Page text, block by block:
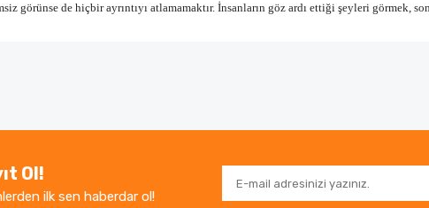
görünse de hiçbir ayrıntıyı atlamamaktır. İnsanların göz ardı ettiği şeyleri görmek,
bozuk veya görüntülenemiyor.
hatalar bulunuyor.
Ol!
ilk sen haberdar ol!